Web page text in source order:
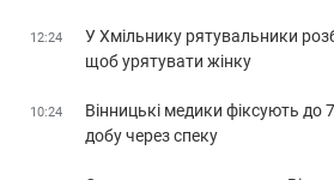
12:24
У Хмільнику рятувальники
щоб урятувати жінку
10:24
Вінницькі медики фіксують до
добу через спеку